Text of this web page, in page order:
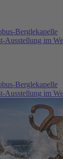
Berglekapelle
Ausstellung im
Berglekapelle
Ausstellung im